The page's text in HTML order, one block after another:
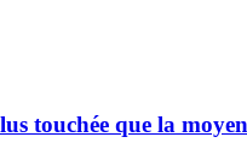
touchée que la